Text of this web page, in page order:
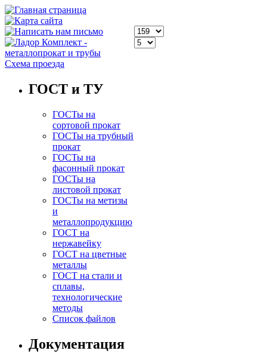
Схема проезда
ГОСТ и ТУ
ГОСТы на
сортовой прокат
ГОСТы на трубный
прокат
ГОСТы на
фасонный прокат
ГОСТы на
листовой прокат
ГОСТы на метизы
и
металлопродукцию
ГОСТ на
нержавейку
ГОСТ на цветные
металлы
ГОСТ на стали и
сплавы,
технологические
методы
Список файлов
Документация